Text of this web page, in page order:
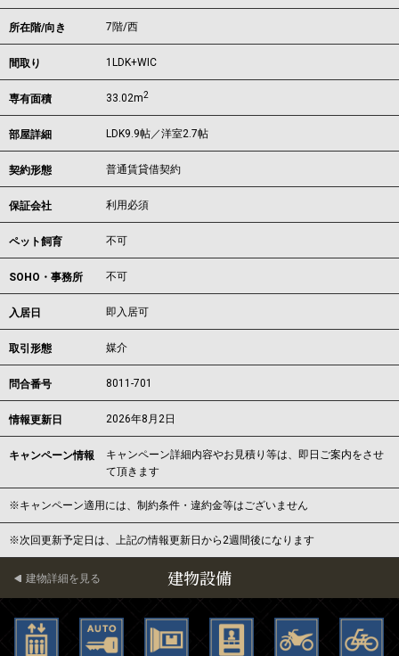
所在階/向き 7階/西
間取り 1LDK+WIC
専有面積 33.02m2
部屋詳細 LDK9.9帖／洋室2.7帖
契約形態 普通賃貸借契約
保証会社 利用必須
ペット飼育 不可
SOHO・事務所 不可
入居日 即入居可
取引形態 媒介
問合番号 8011-701
情報更新日 2026年8月2日
キャンペーン情報
キャンペーン詳細内容やお見積り等は、即日ご案内をさせ
て頂きます
※キャンペーン適用には、制約条件・違約金等はございません
※次回更新予定日は、上記の情報更新日から2週間後になります
建物設備
建物詳細を見る